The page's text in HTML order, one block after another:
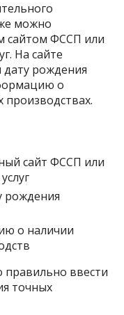
можно
сайтом ФССП или
На сайте
рождения
о
сайт ФССП или
рождения
о наличии
ввести
точных